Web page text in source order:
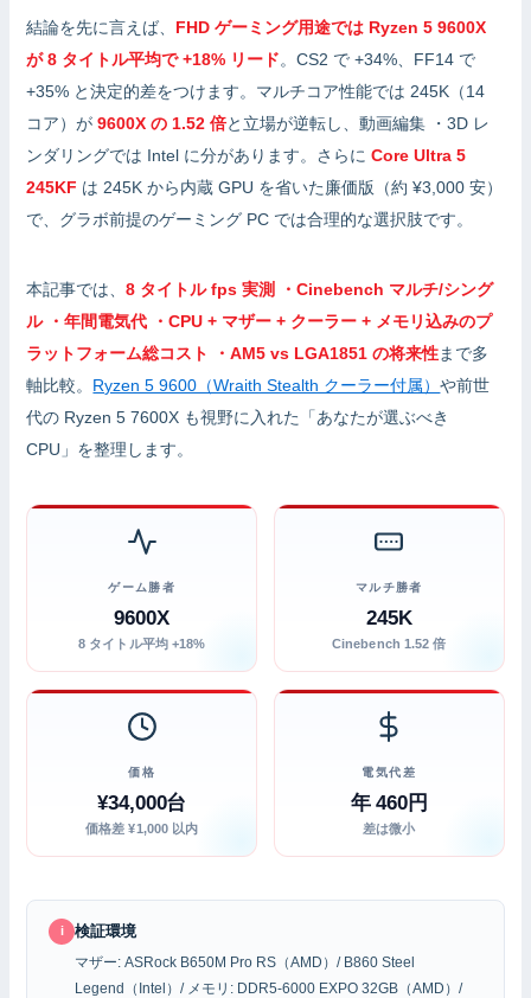
結論を先に言えば、 FHD ゲーミング用途では Ryzen 5 9600X
が 8 タイトル平均で +18% リード。CS2 で +34%、FF14 で
+35% と決定的差をつけます。マルチコア性能では 245K（14
コア）が9600X の 1.52 倍と立場が逆転し、動画編集 ・3D レ
ンダリングでは Intel に分があります。さらにCore Ultra 5
245KF は 245K から内蔵 GPU を省いた廉価版（約 ¥3,000 安）
で、グラボ前提のゲーミング PC では合理的な選択肢です。
本記事では、8 タイトル fps 実測 ・Cinebench マルチ/シング
ル ・年間電気代 ・CPU + マザー + クーラー + メモリ込みのプ
ラットフォーム総コスト ・AM5 vs LGA1851 の将来性まで多
軸比較。 Ryzen 5 9600（Wraith Stealth クーラー付属）や前世
代の Ryzen 5 7600X も視野に入れた「あなたが選ぶべき
CPU」を整理します。
ゲーム勝者
9600X
8 タイトル平均 +18%
マルチ勝者
245K
Cinebench 1.52 倍
価格
¥34,000台
価格差 ¥1,000 以内
電気代差
年 460円
差は微小
i 検証環境
マザー: ASRock B650M Pro RS（AMD）/ B860 Steel
Legend（Intel）/ メモリ: DDR5-6000 EXPO 32GB（AMD）/